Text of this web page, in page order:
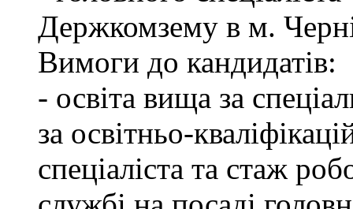
Держкомзему в м.
Вимоги до кандидатів:
- освіта вища за
за освітньо-
спеціаліста та стаж